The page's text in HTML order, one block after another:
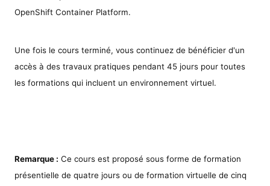
OpenShift Container Platform.
Une fois le cours terminé, vous continuez de bénéficier d'un
accès à des travaux pratiques pendant 45 jours pour toutes
les formations qui incluent un environnement virtuel.
Remarque : Ce cours est proposé sous forme de formation
présentielle de quatre jours ou de formation virtuelle de cinq